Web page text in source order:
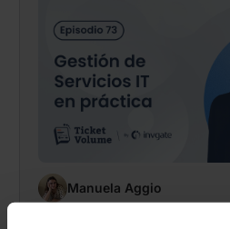
Manuela Aggio